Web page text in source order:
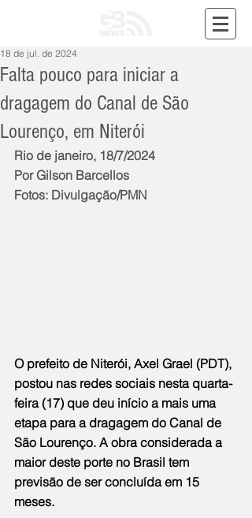
Falta pouco para iniciar a
dragagem do Canal de São
Lourenço, em Niterói
18 de jul. de 2024
Rio de janeiro, 18/7/2024
Por Gilson Barcellos
Fotos: Divulgação/PMN
O prefeito de Niterói, Axel Grael (PDT),
postou nas redes sociais nesta quarta-
feira (17) que deu início a mais uma
etapa para a dragagem do Canal de
São Lourenço. A obra considerada a
maior deste porte no Brasil tem
previsão de ser concluída em 15
meses.